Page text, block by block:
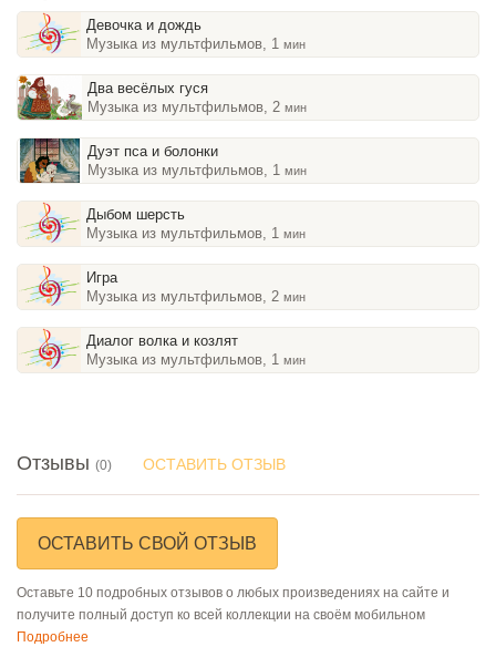
Девочка и дождь
Музыка из мультфильмов, 1мин
Два весёлых гуся
Музыка из мультфильмов, 2 мин
Дуэт пса и болонки
Музыка из мультфильмов, 1 мин
Дыбом шерсть
Музыка из мультфильмов, 1мин
Игра
Музыка из мультфильмов, 2мин
Диалог волка и козлят
Музыка из мультфильмов, 1мин
Отзывы (0) ОСТАВИТЬ ОТЗЫВ
ОСТАВИТЬ СВОЙ ОТЗЫВ
Оставьте 10 подробных отзывов о любых произведениях на сайте и
получите полный доступ ко всей коллекции на своём мобильном
Подробнее